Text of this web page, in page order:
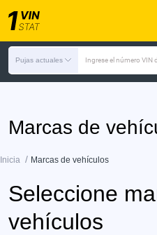
Pujas actuales Ingrese el número VIN
Marcas de
Inicia / Marcas de vehículos
Seleccione
vehículos